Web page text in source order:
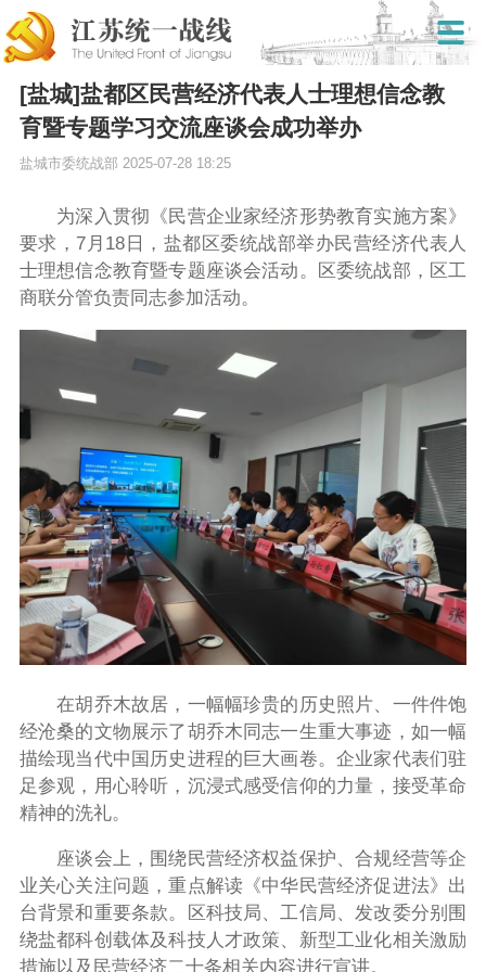
[盐城]盐都区民营经济代表人士理想信念教
育暨专题学习交流座谈会成功举办
盐城市委统战部 2025-07-28 18:25
为深入贯彻《民营企业家经济形势教育实施方案》
要求，7月18日，盐都区委统战部举办民营经济代表人
士理想信念教育暨专题座谈会活动。区委统战部，区工
商联分管负责同志参加活动。
在胡乔木故居，一幅幅珍贵的历史照片、一件件饱
经沧桑的文物展示了胡乔木同志一生重大事迹，如一幅
描绘现当代中国历史进程的巨大画卷。企业家代表们驻
足参观，用心聆听，沉浸式感受信仰的力量，接受革命
精神的洗礼。
座谈会上，围绕民营经济权益保护、合规经营等企
业关心关注问题，重点解读《中华民营经济促进法》出
台背景和重要条款。区科技局、工信局、发改委分别围
绕盐都科创载体及科技人才政策、新型工业化相关激励
措施以及民营经济二十条相关内容进行宣讲。